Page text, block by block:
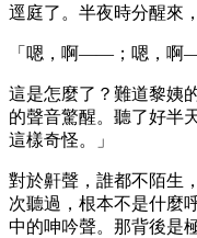
逕庭了。半夜時分醒來
「嗯，啊――；嗯，啊
這是怎麼了？難道黎姨
的聲音驚醒。聽了好半
這樣奇怪。」
對於鼾聲，誰都不陌生
次聽過，根本不是什麼
中的呻吟聲。那背後是